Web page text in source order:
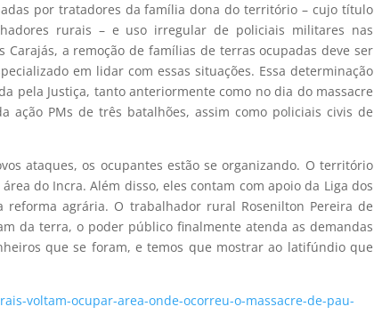
por tratadores da família dona do território – cujo título
rurais – e uso irregular de policiais militares nas
Carajás, a remoção de famílias de terras ocupadas deve ser
em lidar com essas situações. Essa determinação
pela Justiça, tanto anteriormente como no dia do massacre
ação PMs de três batalhões, assim como policiais civis de
ataques, os ocupantes estão se organizando. O território
do Incra. Além disso, eles contam com apoio da Liga dos
reforma agrária. O trabalhador rural Rosenilton Pereira de
da terra, o poder público finalmente atenda as demandas
que se foram, e temos que mostrar ao latifúndio que
voltam-ocupar-area-onde-ocorreu-o-massacre-de-pau-